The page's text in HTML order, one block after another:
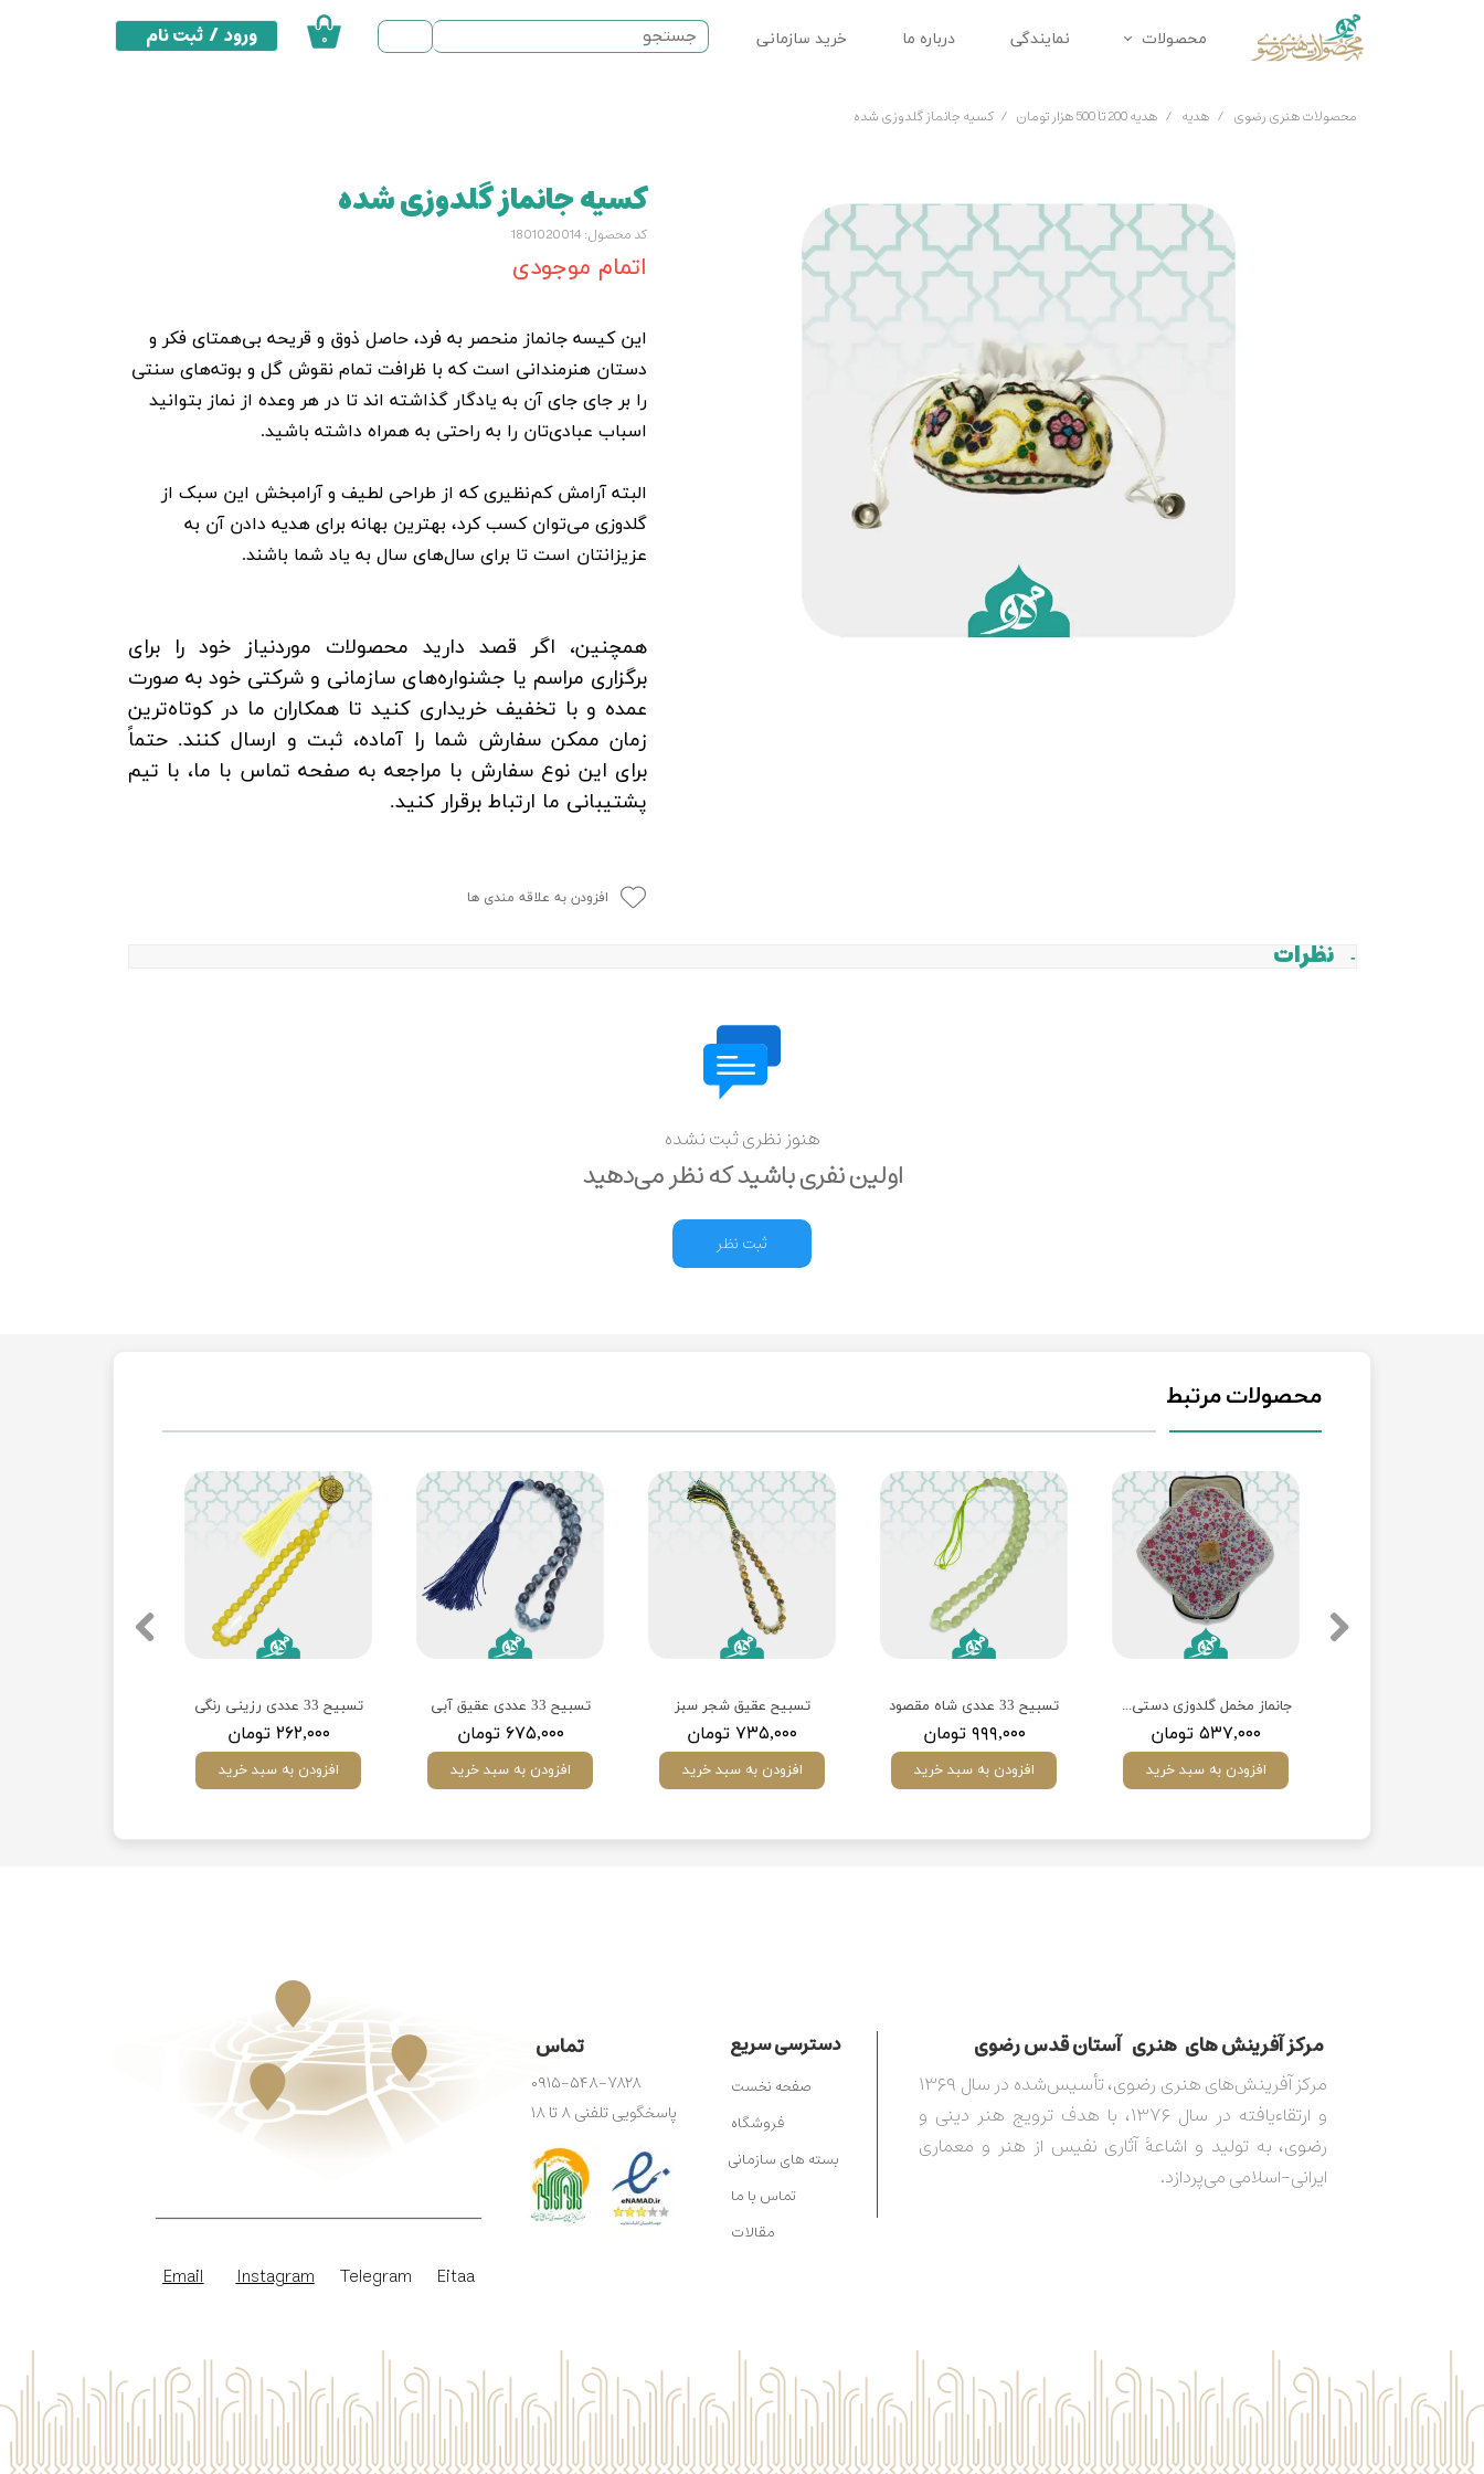
ورود/ثبت نام ۰ محصولات
تابلو
ملزومات نماز
نمایندگی درباره ما خرید سازمانی
محصولات هنری رضوی هدیه هدیه 200 تا 500 هزار تومان کسیه جانماز گلدوزی شده
کسیه جانماز گلدوزی شده
کد محصول: 1801020014
اتمام موجودی
این کیسه جانماز منحصر به فرد، حاصل ذوق و قریحه بی‌همتای فکر و
دستان هنرمندانی است که با ظرافت تمام نقوش گل و بوته‌های سنتی
را بر جای جای آن به یادگار گذاشته اند تا در هر وعده از نماز بتوانید
اسباب عبادی‌تان را به راحتی به همراه داشته باشید.
البته آرامش کم‌نظیری که از طراحی لطیف و آرامبخش این سبک از
گلدوزی می‌توان کسب کرد، بهترین بهانه برای هدیه دادن آن به
عزیزانتان است تا برای سال‌های سال به یاد شما باشند.
همچنین، اگر قصد دارید محصولات موردنیاز خود را برای
برگزاری مراسم یا جشنواره‌های سازمانی و شرکتی خود به صورت
عمده و با تخفیف خریداری کنید تا همکاران ما در کوتاه‌ترین
زمان ممکن سفارش شما را آماده، ثبت و ارسال کنند. حتماً
برای این نوع سفارش با مراجعه به صفحه تماس با ما، با تیم
پشتیبانی ما ارتباط برقرار کنید.
افزودن به علاقه مندی ها
نظرات
هنوز نظری ثبت نشده
اولین نفری باشید که نظر می‌دهید
ثبت نظر
محصولات مرتبط
تسبیح 33 عددی رزینی رنگی
۲۶۲,۰۰۰ تومان
افزودن به سبد خرید
تسبیح 33 عددی عقیق آبی
۶۷۵,۰۰۰ تومان
افزودن به سبد خرید
تسبیح عقیق شجر سبز
۷۳۵,۰۰۰ تومان
افزودن به سبد خرید
تسبیح 33 عددی شاه مقصود
۹۹۹,۰۰۰ تومان
افزودن به سبد خرید
جانماز مخمل گلدوزی دستی با مهر سنگ متبرک
۵۳۷,۰۰۰ تومان
افزودن به سبد خرید
مركز آفرينش های هنری آستان قدس رضوی​​​​​​​​​​​​​​
مرکز آفرینش‌های هنری رضوی، تأسیس‌شده در سال ۱۳۶۹
و ارتقاءیافته در سال ۱۳۷۶، با هدف ترویج هنر دینی و
رضوی، به تولید و اشاعۀ آثاری نفیس از هنر و معماری
ایرانی-اسلامی می‌پردازد.
دسترسی سریع
صفحه نخست
فروشگاه
بسته های سازمانی
تماس با ما
مقالات
تماس
۰۹۱۵-۵۴۸-۷۸۲۸
پاسخگویی تلفنی ۸ تا ۱۸
Email Instagram ​Telegram Eitaa